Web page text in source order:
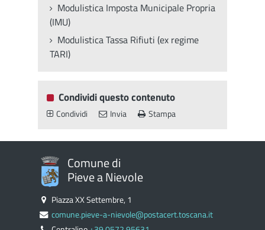
Modulistica Imposta Municipale Propria
(IMU)
Modulistica Tassa Rifiuti (ex regime
TARI)
Condividi questo contenuto
Condividi Invia Stampa
Comune di
Pieve a Nievole
Piazza XX Settembre, 1
comune.pieve-a-nievole@postacert.toscana.it